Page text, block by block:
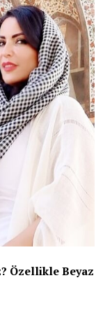
Özellikle Beyaz